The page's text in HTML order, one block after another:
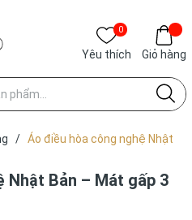
0
Yêu thích Giỏ hàng
/ Áo điều hòa công nghệ Nhật
Nhật Bản – Mát gấp 3